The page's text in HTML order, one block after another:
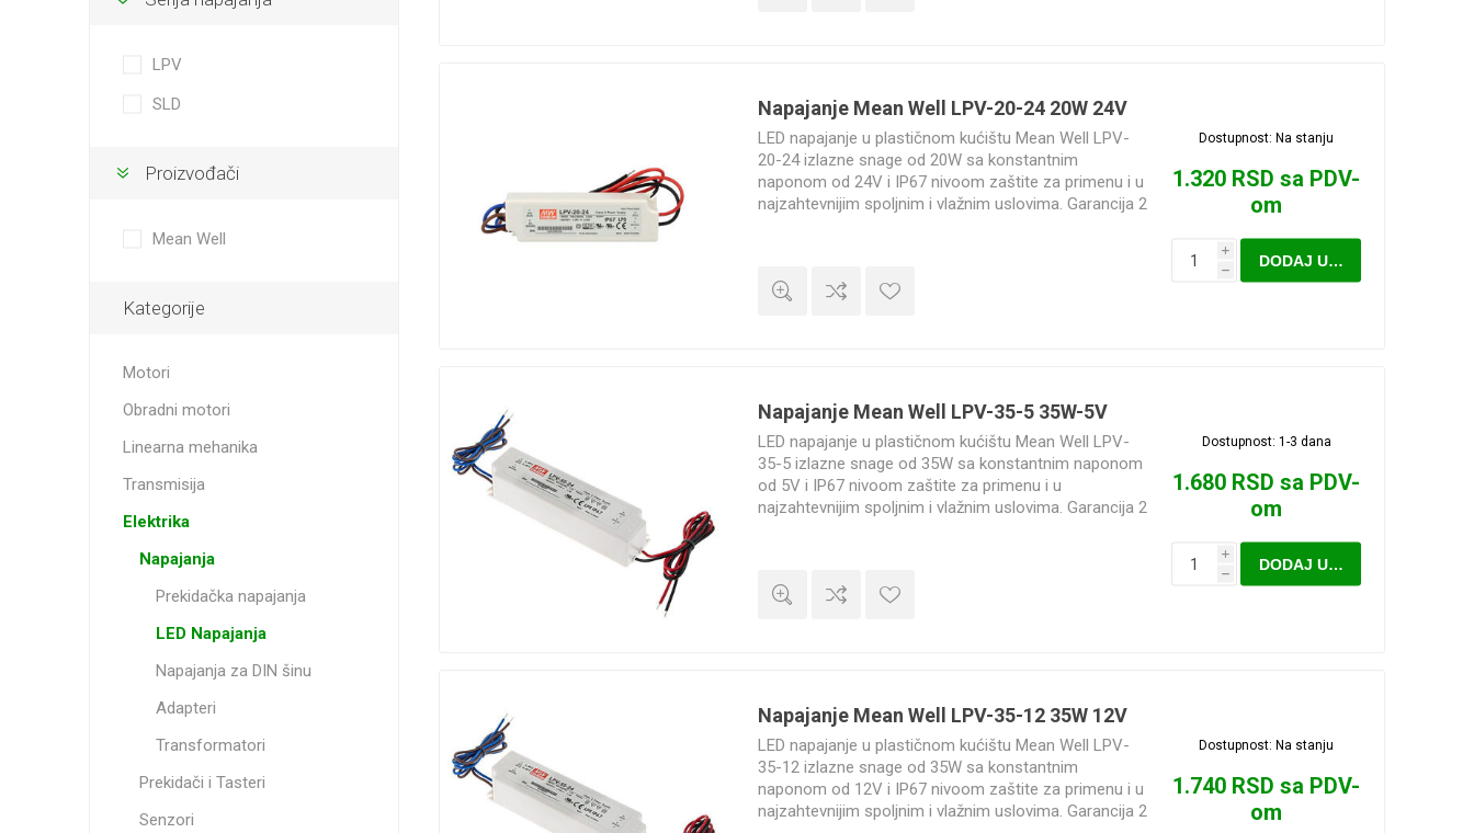
Gotovi sklopovi
linearnog vođenja
Točkići
Napajanje Mean Well LPV-20-24 20W 24V
LED napajanje u plastičnom kućištu Mean Well LPV-
20-24 izlazne snage od 20W sa konstantnim
naponom od 24V i IP67 nivoom zaštite za primenu i u
najzahtevnijim spoljnim i vlažnim uslovima. Garancija 2
Dostupnost:Na stanju
1.320 RSD sa PDV-
om
i
h
DODAJ U KORPU
Napajanje Mean Well LPV-35-5 35W-5V
LED napajanje u plastičnom kućištu Mean Well LPV-
35-5 izlazne snage od 35W sa konstantnim naponom
od 5V i IP67 nivoom zaštite za primenu i u
najzahtevnijim spoljnim i vlažnim uslovima. Garancija 2
Dostupnost: 1-3 dana
1.680 RSD sa PDV-
om
i
h
DODAJ U KORPU
Napajanje Mean Well LPV-35-12 35W 12V
LED napajanje u plastičnom kućištu Mean Well LPV-
35-12 izlazne snage od 35W sa konstantnim
naponom od 12V i IP67 nivoom zaštite za primenu i u
najzahtevnijim spoljnim i vlažnim uslovima. Garancija 2
Dostupnost:Na stanju
1.740 RSD sa PDV-
om
LPV
SLD
Proizvođači
Mean Well
Kategorije
Motori
Obradni motori
Linearna mehanika
Transmisija
Elektrika
Napajanja
Prekidačka napajanja
LED Napajanja
Napajanja za DIN šinu
Adapteri
Transformatori
Prekidači i Tasteri
Senzori